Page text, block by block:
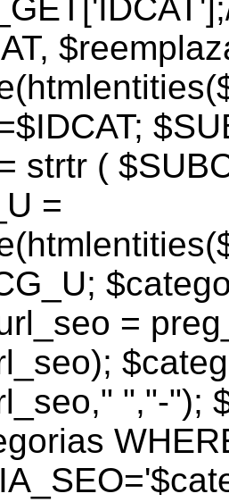
strtr (
=
=
","-");